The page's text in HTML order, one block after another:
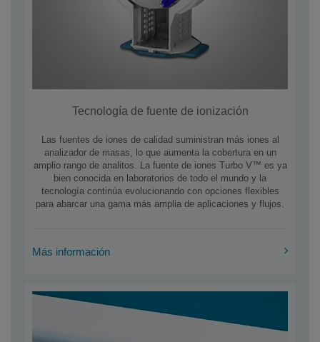
Tecnología de fuente de ionización
Las fuentes de iones de calidad suministran más iones al
analizador de masas, lo que aumenta la cobertura en un
amplio rango de analitos. La fuente de iones Turbo V™ es ya
bien conocida en laboratorios de todo el mundo y la
tecnología continúa evolucionando con opciones flexibles
para abarcar una gama más amplia de aplicaciones y flujos.
Más información